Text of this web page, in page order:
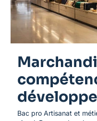
Bac pro Artisanat et
en
bac
pro